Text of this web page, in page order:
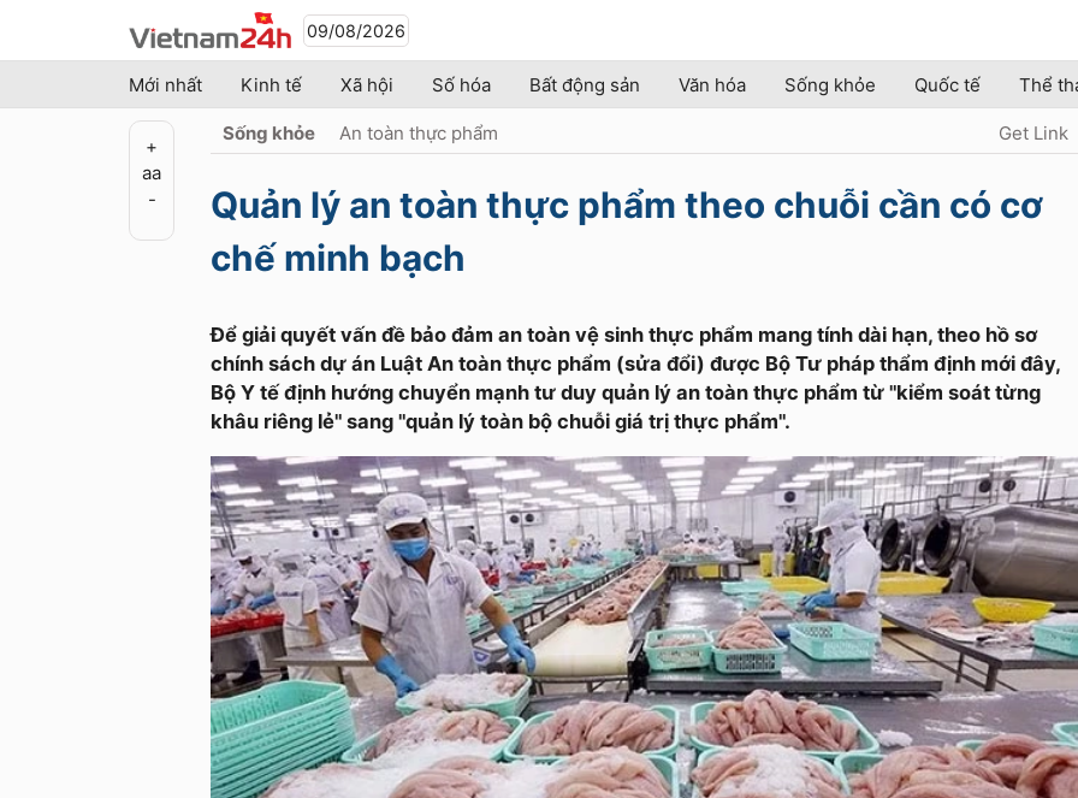
09/08/2026
Mới nhất Kinh tế Xã hội Số hóa Bất động sản Văn hóa Sống khỏe Quốc tế Thể
+
aa
-
Sống khỏe An toàn thực phẩm Get Link
Quản lý an toàn thực phẩm theo chuỗi cần có cơ
chế minh bạch
Để giải quyết vấn đề bảo đảm an toàn vệ sinh thực phẩm mang tính dài hạn, theo hồ sơ
chính sách dự án Luật An toàn thực phẩm (sửa đổi) được Bộ Tư pháp thẩm định mới đây,
Bộ Y tế định hướng chuyển mạnh tư duy quản lý an toàn thực phẩm từ "kiểm soát từng
khâu riêng lẻ" sang "quản lý toàn bộ chuỗi giá trị thực phẩm".